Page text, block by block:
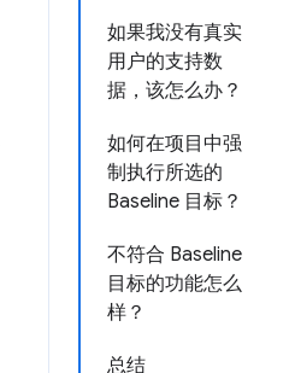
如果我没有真实
用户的支持数
据，该怎么办？
如何在项目中强
制执行所选的
Baseline 目标？
不符合 Baseline
目标的功能怎么
样？
总结